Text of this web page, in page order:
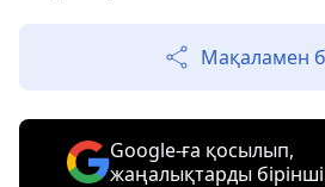
Мақаламен
Google-ға қосылып,
жаңалықтарды